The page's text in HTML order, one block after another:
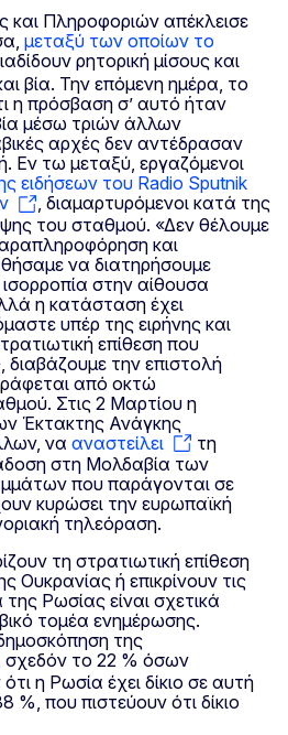
και Πληροφοριών απέκλεισε
μεταξύ των οποίων το
ρητορική μίσους και
βία. Την επόμενη ημέρα, το
η πρόσβαση σ’ αυτό ήταν
μέσω τριών άλλων
αρχές δεν αντέδρασαν
Εν τω μεταξύ, εργαζόμενοι
ειδήσεων του Radio Sputnik
, διαμαρτυρόμενοι κατά της
του σταθμού. «Δεν θέλουμε
και
να διατηρήσουμε
ισορροπία στην αίθουσα
η κατάσταση έχει
υπέρ της ειρήνης και
επίθεση που
την επιστολή
από οκτώ
Στις 2 Μαρτίου η
Έκτακτης Ανάγκης
να αναστείλει
τη
στη Μολδαβία των
που παράγονται σε
κυρώσει την ευρωπαϊκή
τηλεόραση.
τη στρατιωτική επίθεση
Ουκρανίας ή επικρίνουν τις
Ρωσίας είναι σχετικά
τομέα ενημέρωσης.
της
σχεδόν το 22 % όσων
η Ρωσία έχει δίκιο σε αυτή
%, που πιστεύουν ότι δίκιο